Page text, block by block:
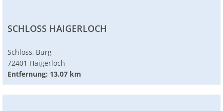
SCHLOSS HAIGERLOCH
Schloss, Burg
72401 Haigerloch
Entfernung: 13.07 km